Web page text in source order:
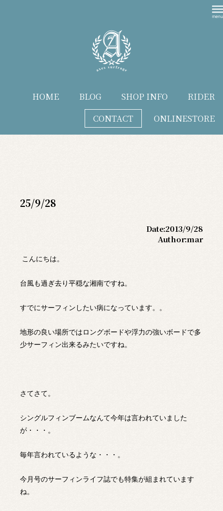
HOME BLOG SHOP INFO
RIDER
CONTACT
ONLINESTORE
25/9/28
Date:2013/9/28
Author:mar
こんにちは。
台風も過ぎ去り平穏な湘南ですね。
すでにサーフィンしたい病になっています。。
地形の良い場所ではロングボードや浮力の強いボードで多
少サーフィン出来るみたいですね。
さてさて。
シングルフィンブームなんて今年は言われていました
が・・・。
毎年言われているような・・・。
今月号のサーフィンライフ誌でも特集が組まれています
ね。